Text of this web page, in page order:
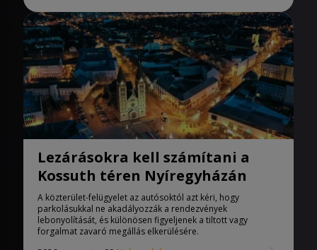
Lezárásokra kell számítani a
Kossuth téren Nyíregyházán
A közterület-felügyelet az autósoktól azt kéri, hogy
parkolásukkal ne akadályozzák a rendezvények
lebonyolítását, és különösen figyeljenek a tiltott vagy
forgalmat zavaró megállás elkerülésére.